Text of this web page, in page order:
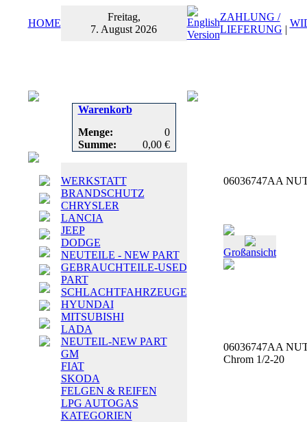
HOME
Freitag,
7. August 2026
ZAHLUNG /
LIEFERUNG |
Warenkorb
Menge:
0
Summe:
0,00 €
WERKSTATT
BRANDSCHUTZ
CHRYSLER
LANCIA
JEEP
DODGE
NEUTEILE - NEW PART
GEBRAUCHTEILE-USED
PART
SCHLACHTFAHRZEUGE
HYUNDAI
MITSUBISHI
LADA
NEUTEIL-NEW PART
GM
FIAT
SKODA
FELGEN & REIFEN
LPG AUTOGAS
KATEGORIEN
06036747AA
Großansicht
06036747AA
Chrom 1/2-20